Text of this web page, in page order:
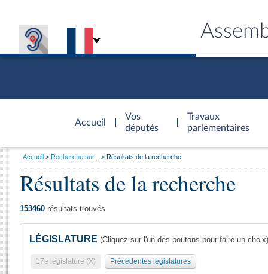
Accueil
d'accueil
Vos
députés
Travaux
parlementaires
Général
Vous
Accueil Recherche sur... Résultats de la recherche
Résultats de la recherche
153460 résultats trouvés
LÉGISLATURE (Cliquez sur l'un des boutons pour faire un choix)
17e législature (X) Précédentes législatures